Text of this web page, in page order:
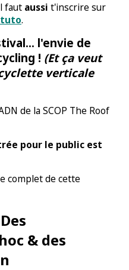
faut aussi t'inscrire sur
.
l'envie de
! (Et ça veut
verticale
de la SCOP The Roof
pour le public est
complet de cette
& des